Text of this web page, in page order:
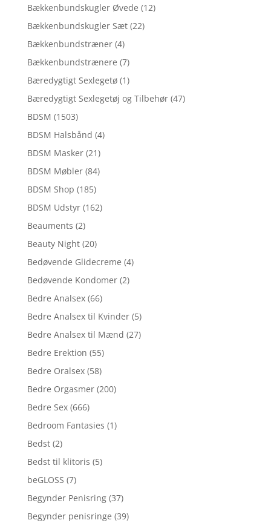
Bækkenbundskugler Øvede (12)
Bækkenbundskugler Sæt (22)
Bækkenbundstræner (4)
Bækkenbundstrænere (7)
Bæredygtigt Sexlegetø (1)
Bæredygtigt Sexlegetøj og Tilbehør (47)
BDSM (1503)
BDSM Halsbånd (4)
BDSM Masker (21)
BDSM Møbler (84)
BDSM Shop (185)
BDSM Udstyr (162)
Beauments (2)
Beauty Night (20)
Bedøvende Glidecreme (4)
Bedøvende Kondomer (2)
Bedre Analsex (66)
Bedre Analsex til Kvinder (5)
Bedre Analsex til Mænd (27)
Bedre Erektion (55)
Bedre Oralsex (58)
Bedre Orgasmer (200)
Bedre Sex (666)
Bedroom Fantasies (1)
Bedst (2)
Bedst til klitoris (5)
beGLOSS (7)
Begynder Penisring (37)
Begynder penisringe (39)